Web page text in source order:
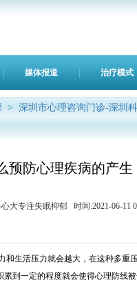
媒体报道 治疗模式
> 深圳市心理咨询门诊-深圳
预防心理疾病的产生
大专注失眠抑郁 时间:2021-06-11
和生活压力就会越大，在这种多重
到一定的程度就会使得心理防线